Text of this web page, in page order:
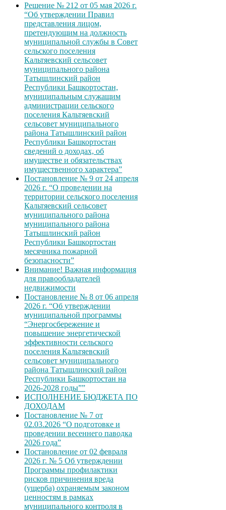
Решение № 212 от 05 мая 2026 г.
“Об утверждении Правил
представления лицом,
претендующим на должность
муниципальной службы в Совет
сельского поселения
Кальтяевский сельсовет
муниципального района
Татышлинский район
Республики Башкортостан,
муниципальным служащим
администрации сельского
поселения Кальтяевский
сельсовет муниципального
района Татышлинский район
Республики Башкортостан
сведений о доходах, об
имуществе и обязательствах
имущественного характера”
Постановление № 9 от 24 апреля
2026 г. “О проведении на
территории сельского поселения
Кальтяевский сельсовет
муниципального района
муниципального района
Татышлинский район
Республики Башкортостан
месячника пожарной
безопасности”
Внимание! Важная информация
для правообладателей
недвижимости
Постановление № 8 от 06 апреля
2026 г. “Об утверждении
муниципальной программы
“Энергосбережение и
повышение энергетической
эффективности сельского
поселения Кальтяевский
сельсовет муниципального
района Татышлинский район
Республики Башкортостан на
2026-2028 годы””
ИСПОЛНЕНИЕ БЮДЖЕТА ПО
ДОХОДАМ
Постановление № 7 от
02.03.2026 “О подготовке и
проведении весеннего паводка
2026 года”
Постановление от 02 февраля
2026 г. № 5 Об утверждении
Программы профилактики
рисков причинения вреда
(ущерба) охраняемым законом
ценностям в рамках
муниципального контроля в